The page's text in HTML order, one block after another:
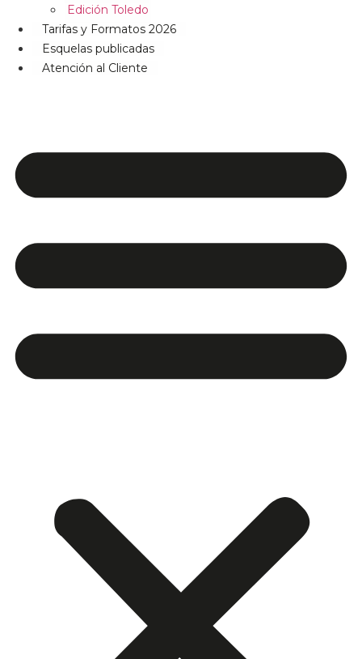
Edición Toledo
Tarifas y Formatos 2026
Esquelas publicadas
Atención al Cliente